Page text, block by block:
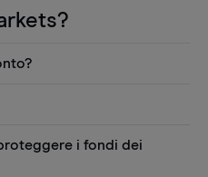
i prezzi e
notizie Reuters
azionari ditedesca di
i fondi dei